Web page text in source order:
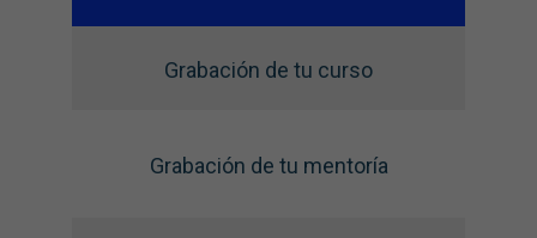
Grabación de tu curso
Grabación de tu mentoría